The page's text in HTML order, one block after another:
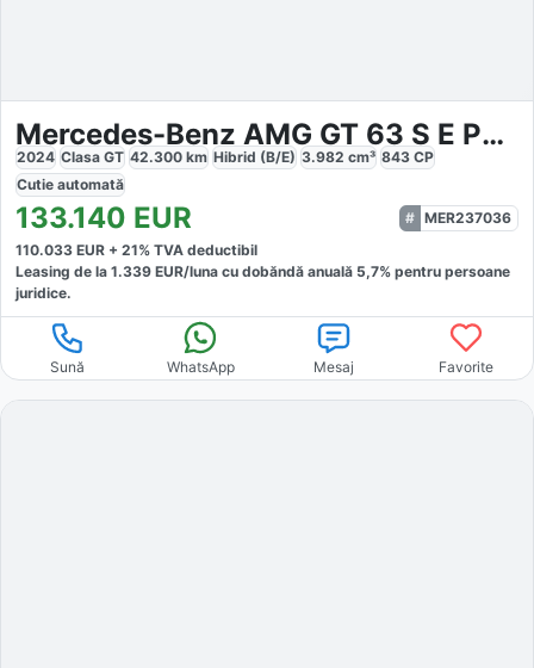
Mercedes-Benz AMG GT 63 S E Performance
2024 Clasa GT 42.300 km Hibrid (B/E) 3.982 cm³ 843 CP
Cutie automată
133.140 EUR
MER237036
110.033 EUR + 21% TVA deductibil
Leasing de la 1.339 EUR/luna cu dobăndă anuală 5,7% pentru persoane
juridice.
Sună WhatsApp Mesaj Favorite